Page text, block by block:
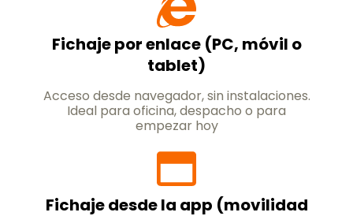
Fichaje por enlace (PC, móvil o
tablet)
Acceso desde navegador, sin instalaciones.
Ideal para oficina, despacho o para
empezar hoy
Fichaje desde la app (movilidad